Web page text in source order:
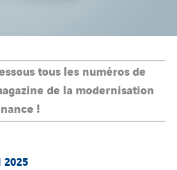
tous les numéros de
de la modernisation
!
2025